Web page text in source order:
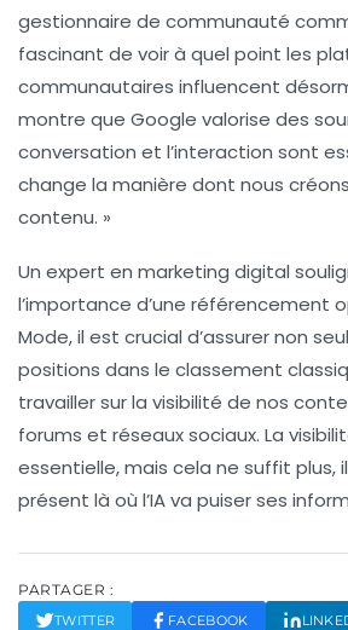
gestionnaire de communauté
fascinant de voir à quel point les
communautaires influencent
montre que Google valorise des
conversation et l’interaction sont
change la manière dont nous
contenu. »
Un expert en marketing digital
l’importance d’une référencement
Mode, il est crucial d’assurer non
positions dans le classement
travailler sur la visibilité de nos
forums et réseaux sociaux. La
essentielle, mais cela ne suffit plus,
présent là où l’IA va puiser ses
PARTAGER :
TWITTER FACEBOOK